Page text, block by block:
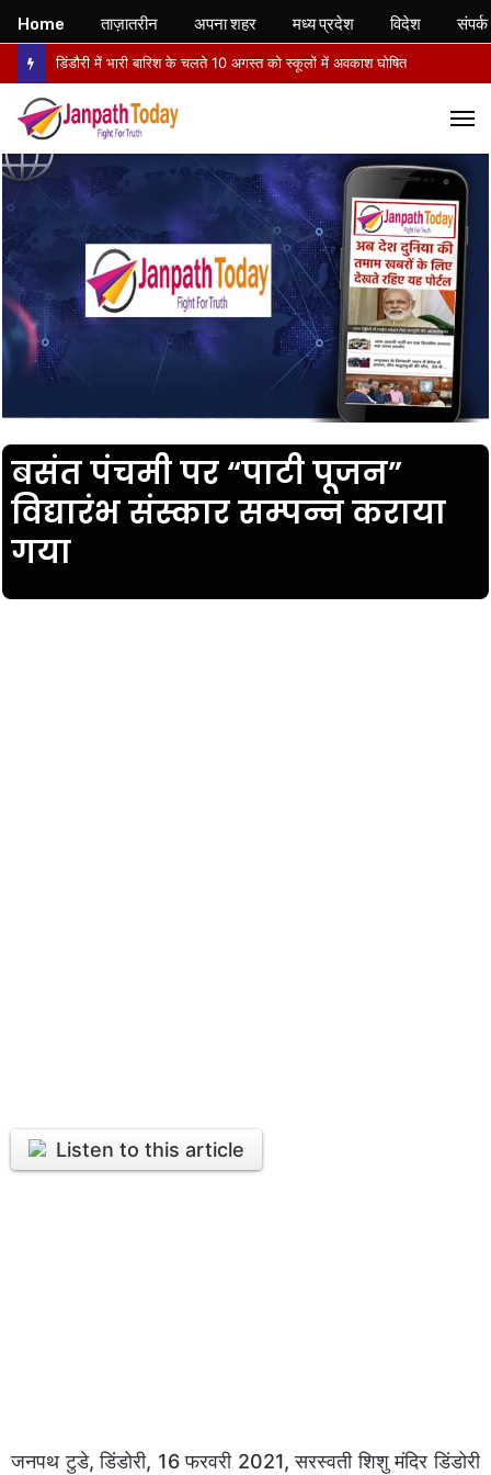
डिंडौरी में भारी बारिश के चलते 10 अगस्त को स्कूलों में अवकाश घोषित
बसंत पंचमी पर “पाटी पूजन”
विद्यारंभ संस्कार सम्पन्न कराया
गया
Listen to this article
जनपथ टुडे, डिंडोरी, 16 फरवरी 2021, सरस्वती शिशु मंदिर डिंडोरी
Home ताज़ातरीन अपना शहर मध्य प्रदेश विदेश संपर्क